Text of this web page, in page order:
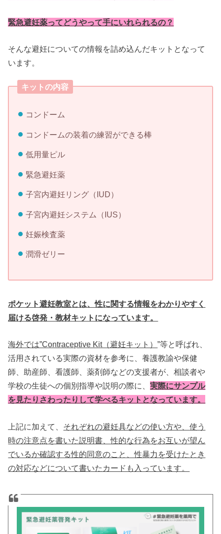
緊急避妊薬ってどうやって手にいれられるの？
そんな避妊についての情報を詰め込んだキットとなって
います。
キットの内容
コンドーム
コンドームの装着の練習ができる棒
低用量ピル
緊急避妊薬
子宮内避妊リング（IUD）
子宮内避妊システム（IUS）
妊娠検査薬
潤滑ゼリー
ポケット避妊教室とは、性に関する情報をわかりやすく
届ける啓発・教材キットになっています。
海外では”Contraceptive Kit（避妊キット）”等と呼ばれ、
活用されている実際の資材を参考に、養護教諭や保健
師、助産師、看護師、薬剤師などの支援者が、相談者や
学校の生徒への個別指導や説明の際に、実際にサンプル
を見たりさわったりして学べるキットとなっています。
上記に加えて、 それぞれの避妊具などの使い方や、使う
時の注意点を書いた説明書、性的な行為をお互いが望ん
でいるか確認する性的同意のこと、性暴力を受けたとき
の対応などについて書いたカードも入っています。